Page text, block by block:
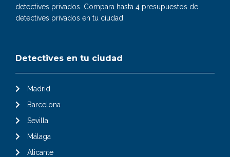
detectives privados. Compara hasta 4 presupuestos de
detectives privados en tu ciudad.
Detectives en tu ciudad
Madrid
Barcelona
Sevilla
Málaga
Alicante